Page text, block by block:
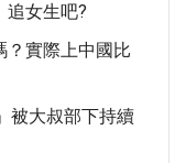
追女生吧?
？實際上中國比
被大叔部下持續